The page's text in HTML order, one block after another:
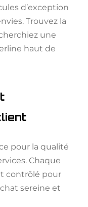
d’exception
Trouvez la
une
haut de
pour la qualité
Chaque
contrôlé pour
sereine et